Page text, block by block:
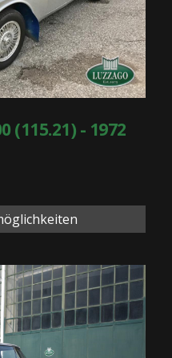
(115.21) - 1972